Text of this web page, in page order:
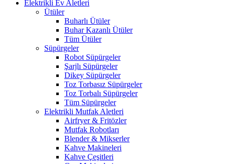
Elektrikli Ev Aletleri
Ütüler
Buharlı Ütüler
Buhar Kazanlı Ütüler
Tüm Ütüler
Süpürgeler
Robot Süpürgeler
Şarjlı Süpürgeler
Dikey Süpürgeler
Toz Torbasız Süpürgeler
Toz Torbalı Süpürgeler
Tüm Süpürgeler
Elektrikli Mutfak Aletleri
Airfryer & Fritözler
Mutfak Robotları
Blender & Mikserler
Kahve Makineleri
Kahve Çeşitleri